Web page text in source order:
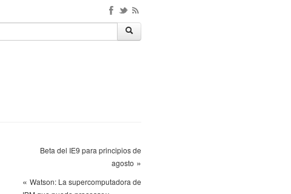
Beta del IE9 para principios de
agosto »
« Watson: La supercomputadora de